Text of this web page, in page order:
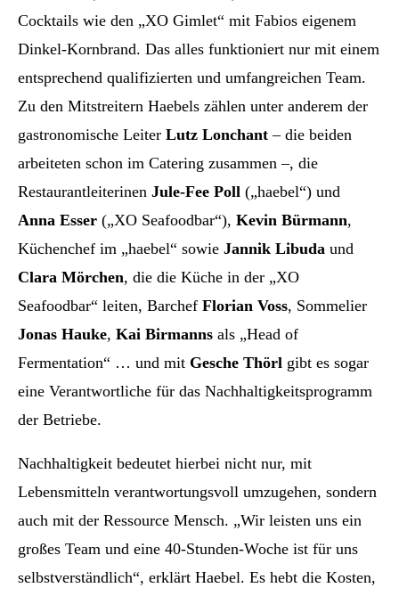
Cocktails wie den „XO Gimlet“ mit Fabios eigenem
Dinkel-Kornbrand. Das alles funktioniert nur mit einem
entsprechend qualifizierten und umfangreichen Team.
Zu den Mitstreitern Haebels zählen unter anderem der
gastronomische Leiter Lutz Lonchant – die beiden
arbeiteten schon im Catering zusammen –, die
Restaurantleiterinen Jule-Fee Poll („haebel“) und
Anna Esser („XO Seafoodbar“), Kevin Bürmann,
Küchenchef im „haebel“ sowie Jannik Libuda und
Clara Mörchen, die die Küche in der „XO
Seafoodbar“ leiten, Barchef Florian Voss, Sommelier
Jonas Hauke, Kai Birmanns als „Head of
Fermentation“ … und mit Gesche Thörl gibt es sogar
eine Verantwortliche für das Nachhaltigkeitsprogramm
der Betriebe.
Nachhaltigkeit bedeutet hierbei nicht nur, mit
Lebensmitteln verantwortungsvoll umzugehen, sondern
auch mit der Ressource Mensch. „Wir leisten uns ein
großes Team und eine 40-Stunden-Woche ist für uns
selbstverständlich“, erklärt Haebel. Es hebt die Kosten,